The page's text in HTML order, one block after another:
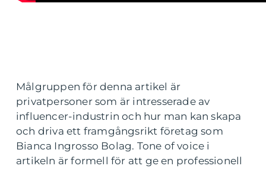
Målgruppen för denna artikel är
privatpersoner som är intresserade av
influencer-industrin och hur man kan skapa
och driva ett framgångsrikt företag som
Bianca Ingrosso Bolag. Tone of voice i
artikeln är formell för att ge en professionell